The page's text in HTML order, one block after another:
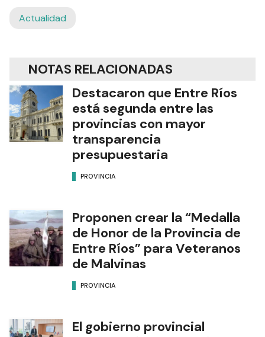
Actualidad
NOTAS RELACIONADAS
Destacaron que Entre Ríos
está segunda entre las
provincias con mayor
transparencia
presupuestaria
PROVINCIA
Proponen crear la “Medalla
de Honor de la Provincia de
Entre Ríos” para Veteranos
de Malvinas
PROVINCIA
El gobierno provincial